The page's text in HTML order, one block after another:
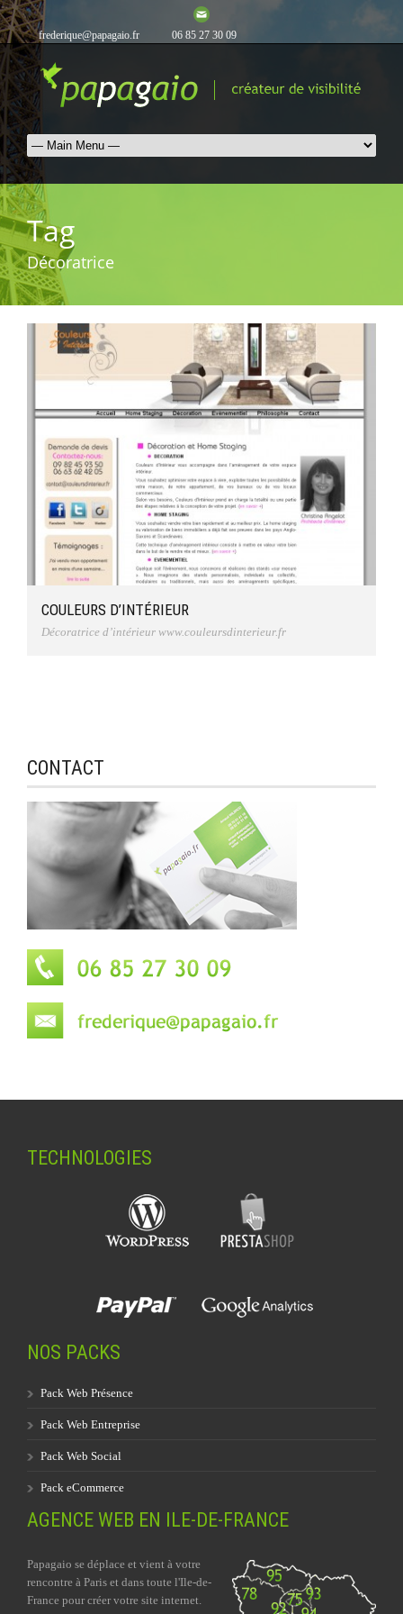
frederique@papagaio.fr 06 85 27 30 09
Tag
Décoratrice
COULEURS D’INTÉRIEUR
Décoratrice d’intérieur www.couleursdinterieur.fr
CONTACT
TECHNOLOGIES
NOS PACKS
Pack Web Présence
Pack Web Entreprise
Pack Web Social
Pack eCommerce
AGENCE WEB EN ILE-DE-FRANCE
Papagaio se déplace et vient à votre
rencontre à Paris et dans toute l'Ile-de-
France pour créer votre site internet.